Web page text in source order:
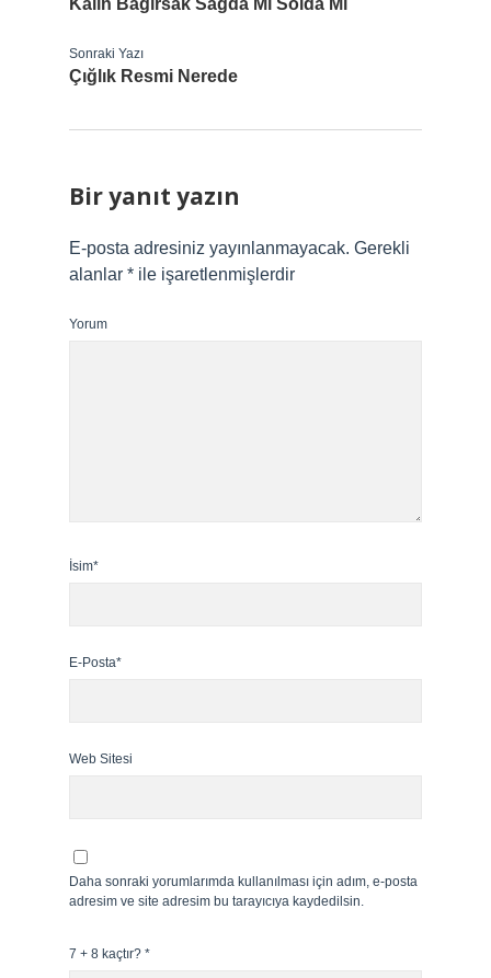
Kalın Bağırsak Sağda Mı Solda Mı
Sonraki Yazı
Çığlık Resmi Nerede
Bir yanıt yazın
E-posta adresiniz yayınlanmayacak. Gerekli
alanlar * ile işaretlenmişlerdir
Yorum
İsim*
E-Posta*
Web Sitesi
Daha sonraki yorumlarımda kullanılması için adım, e-posta
adresim ve site adresim bu tarayıcıya kaydedilsin.
7 + 8 kaçtır? *